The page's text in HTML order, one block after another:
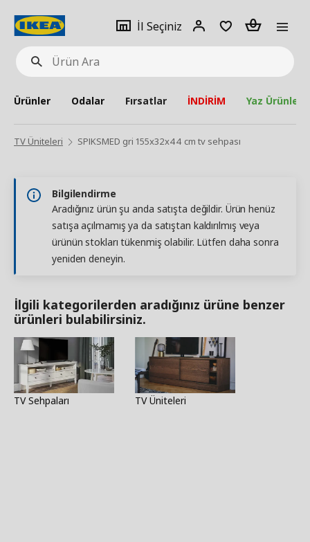
Ürün
Ara
İl Seçiniz
Giriş
Adet
Ürünler Odalar Fırsatlar İNDİRİM Yaz Ürünleri
TV Üniteleri SPIKSMED gri 155x32x44 cm tv sehpası
Bilgilendirme
Aradığınız ürün şu anda satışta değildir. Ürün henüz
satışa açılmamış ya da satıştan kaldırılmış veya
ürünün stokları tükenmiş olabilir. Lütfen daha sonra
yeniden deneyin.
İlgili kategorilerden aradığınız ürüne benzer
ürünleri bulabilirsiniz.
TV Sehpaları TV Üniteleri